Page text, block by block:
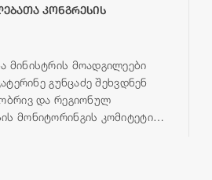
კონგრესის
მინისტრის მოადგილეები
გუნცაძე შეხვდნენ
და რეგიონულ
მონიტორინგის კომიტეტის